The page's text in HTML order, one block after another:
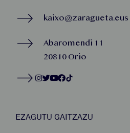
kaixo@zaragueta.eus
Abaromendi 11
20810 Orio
EZAGUTU GAITZAZU